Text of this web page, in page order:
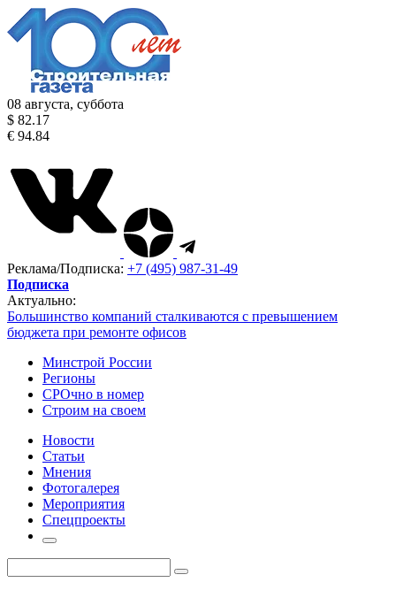
08 августа, суббота
$ 82.17
€ 94.84
Реклама/Подписка: +7 (495) 987-31-49
Подписка
Актуально:
Большинство компаний сталкиваются с превышением
бюджета при ремонте офисов
Минстрой России
Регионы
СРОчно в номер
Строим на своем
Новости
Статьи
Мнения
Фотогалерея
Мероприятия
Спецпроекты